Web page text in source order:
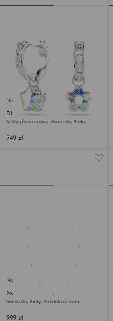
Nowość
Długie kolczyki Chroma
Szlify różnorodne, Gwiazda, Białe,
549 zł
Nowość
Naszyjnik sautoir Chroma
Gwiazda, Biały, Powłoka z rodu
999 zł